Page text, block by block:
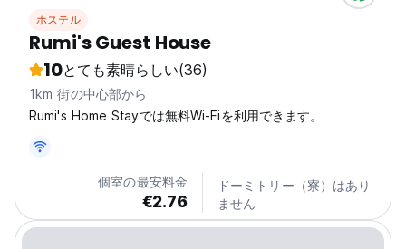
ホステル
Rumi's Guest House
10とても素晴らしい(36)
1km 街の中心部から
Rumi's Home Stayでは無料Wi-Fiを利用できます。
個室の最安料金
€2.76
ドーミトリー（寮）はあり
ません